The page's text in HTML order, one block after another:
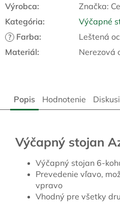
Výrobca:
Značka:
Kategória: Výčapné
? Farba:
Leštená
Materiál: Nerezová
Popis Hodnotenie
Výčapný stojan
Výčapný stojan 6-
Prevedenie vľavo,
vpravo
Vhodný pre všetky